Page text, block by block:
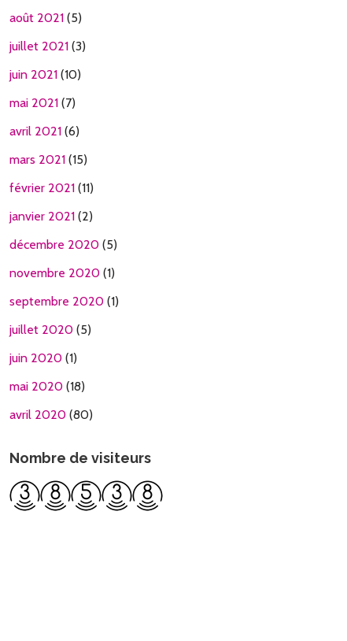
août 2021(5)
juillet 2021(3)
juin 2021(10)
mai 2021(7)
avril 2021(6)
mars 2021(15)
février 2021(11)
janvier 2021(2)
décembre 2020(5)
novembre 2020(1)
septembre 2020(1)
juillet 2020(5)
juin 2020(1)
mai 2020(18)
avril 2020(80)
Nombre de visiteurs